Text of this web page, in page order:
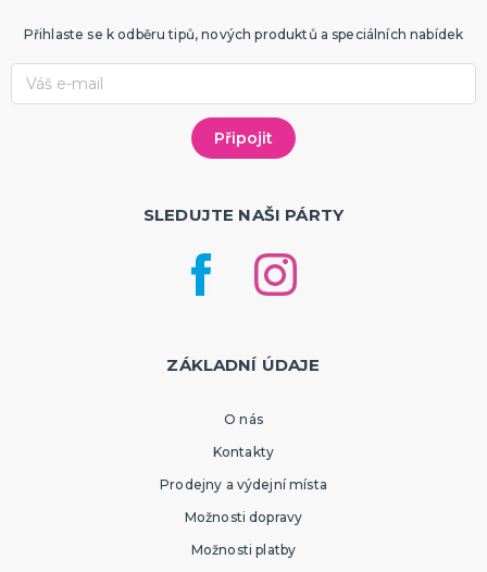
Přihlaste se k odběru tipů, nových produktů a speciálních nabídek
SLEDUJTE NAŠI PÁRTY
ZÁKLADNÍ ÚDAJE
O nás
Kontakty
Prodejny a výdejní místa
Možnosti dopravy
Možnosti platby